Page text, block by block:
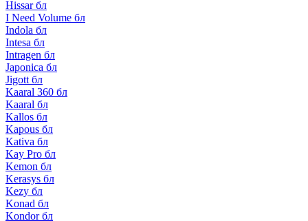
Hissar бл
I Need Volume бл
Indola бл
Intesa бл
Intragen бл
Japonica бл
Jigott бл
Kaaral 360 бл
Kaaral бл
Kallos бл
Kapous бл
Kativa бл
Kay Pro бл
Kemon бл
Kerasys бл
Kezy бл
Konad бл
Kondor бл